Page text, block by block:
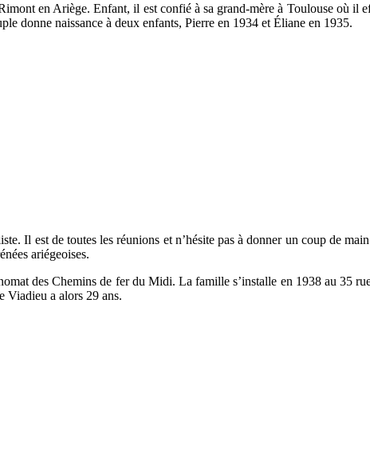
en Ariège. Enfant, il est confié à sa grand-mère à Toulouse où il
donne naissance à deux enfants, Pierre en 1934 et Éliane en 1935.
Il est de toutes les réunions et n’hésite pas à donner un coup de
ariégeoises.
des Chemins de fer du Midi. La famille s’installe en 1938 au 35
Viadieu a alors 29 ans.